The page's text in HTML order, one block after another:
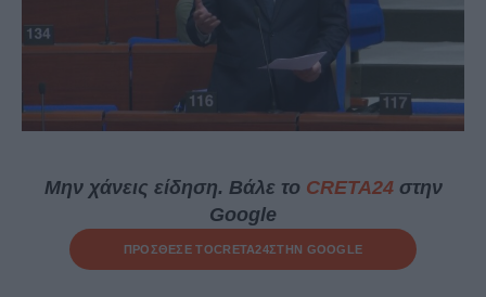
Μην χάνεις είδηση. Βάλε το CRETA24στην
Google
ΠΡΟΣΘΕΣΕ ΤΟCRETA24ΣΤΗΝ GOOGLE